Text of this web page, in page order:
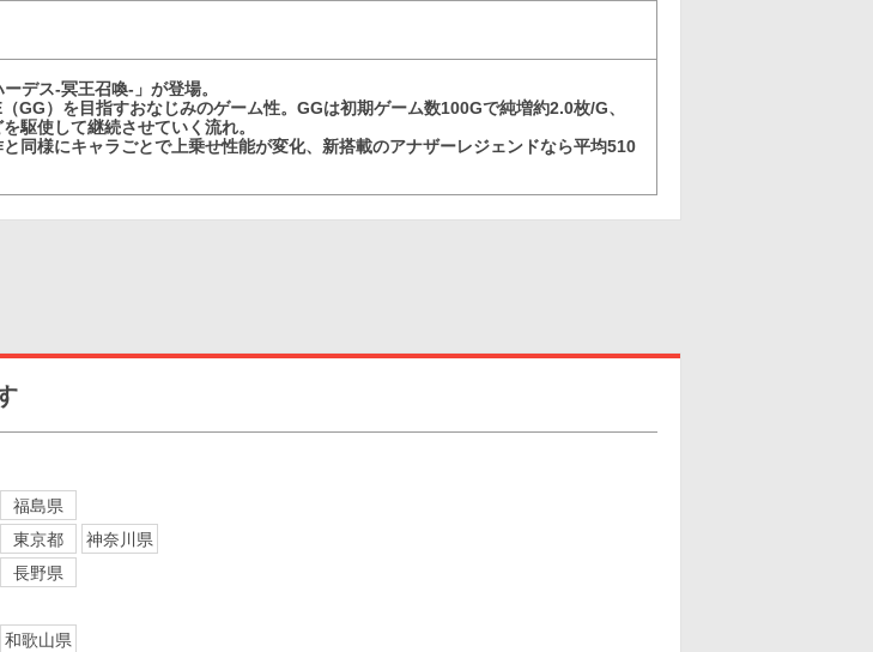
デス-冥王召喚-」が登場。
GG）を目指すおなじみのゲーム性。GGは初期ゲーム数100Gで純増約2.0枚/G、
駆使して継続させていく流れ。
同様にキャラごとで上乗せ性能が変化、新搭載のアナザーレジェンドなら平均510
福島県
東京都
神奈川県
長野県
和歌山県